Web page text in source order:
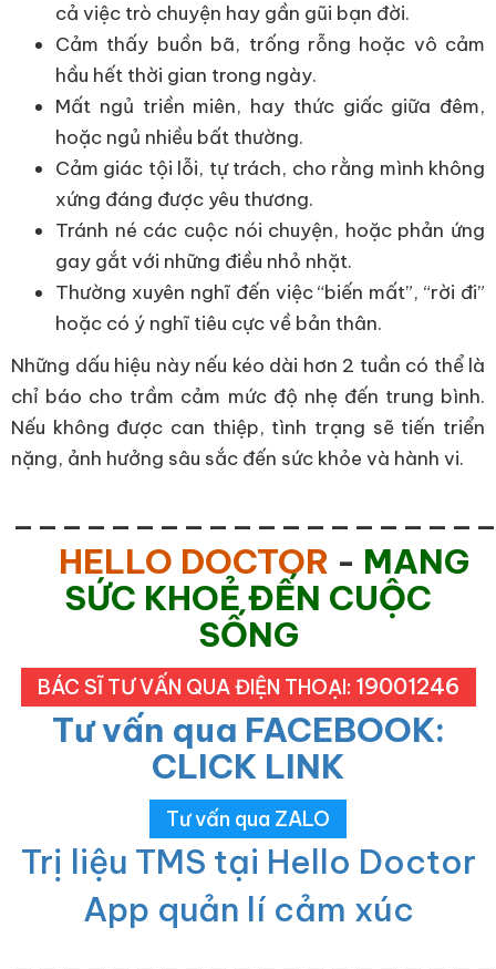
cả việc trò chuyện hay gần gũi bạn đời.
Cảm thấy buồn bã, trống rỗng hoặc vô cảm
hầu hết thời gian trong ngày.
Mất ngủ triền miên, hay thức giấc giữa đêm,
hoặc ngủ nhiều bất thường.
Cảm giác tội lỗi, tự trách, cho rằng mình không
xứng đáng được yêu thương.
Tránh né các cuộc nói chuyện, hoặc phản ứng
gay gắt với những điều nhỏ nhặt.
Thường xuyên nghĩ đến việc “biến mất”, “rời đi”
hoặc có ý nghĩ tiêu cực về bản thân.
Những dấu hiệu này nếu kéo dài hơn 2 tuần có thể là
chỉ báo cho trầm cảm mức độ nhẹ đến trung bình.
Nếu không được can thiệp, tình trạng sẽ tiến triển
nặng, ảnh hưởng sâu sắc đến sức khỏe và hành vi.
HELLO DOCTOR - MANG
SỨC KHOẺ ĐẾN CUỘC
SỐNG
BÁC SĨ TƯ VẤN QUA ĐIỆN THOẠI: 19001246
Tư vấn qua FACEBOOK:
CLICK LINK
Tư vấn qua ZALO
Trị liệu TMS tại Hello Doctor
App quản lí cảm xúc